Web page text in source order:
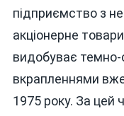
підприємство з
акціонерне
видобуває темно-
вкрапленнями вже
1975 року. За цей